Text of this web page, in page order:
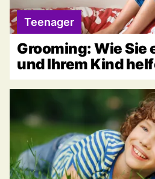
Teenager
Grooming: Wie Sie
und Ihrem Kind